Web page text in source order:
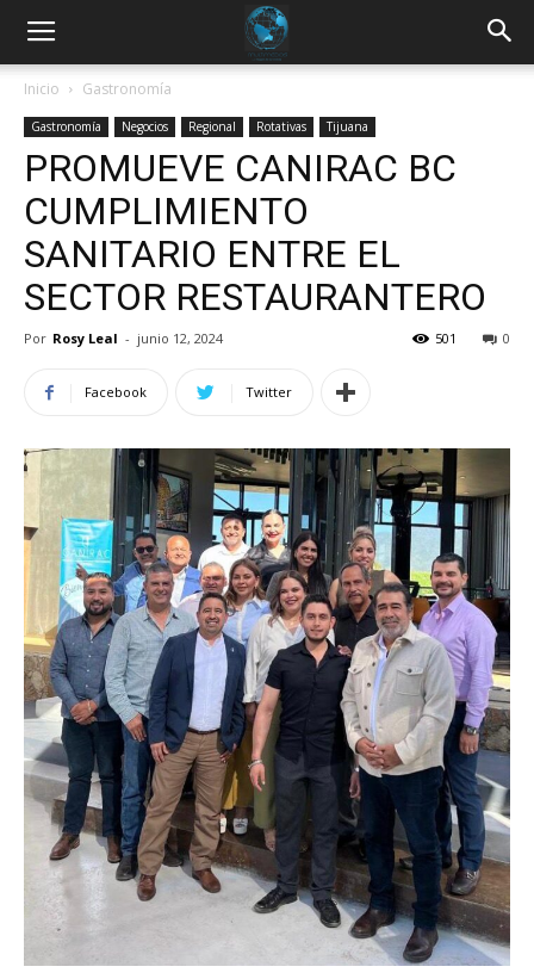
Inicio Gastronomía
Gastronomía Negocios Regional Rotativas Tijuana
PROMUEVE CANIRAC BC
CUMPLIMIENTO
SANITARIO ENTRE EL
SECTOR RESTAURANTERO
Por Rosy Leal - junio 12, 2024 0
501
Facebook Twitter